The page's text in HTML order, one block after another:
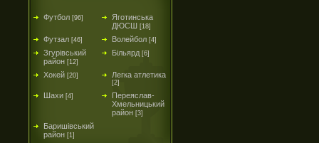
Футбол [96]
Яготинська
ДЮСШ [18]
Футзал [46] Волейбол [4]
Згурівський
район [12]
Більярд [6]
Хокей [20] Легка атлетика
[2]
Шахи [4]
Переяслав-
Хмельницький
район [3]
Баришівський
район [1]